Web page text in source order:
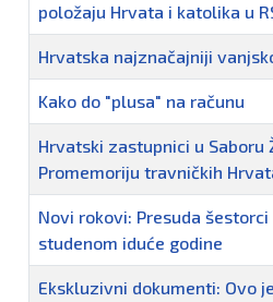
položaju Hrvata i katolika u
Hrvatska najznačajniji
Kako do "plusa" na računu
Hrvatski zastupnici u Saboru
Promemoriju travničkih
Novi rokovi: Presuda šestorci
studenom iduće godine
Ekskluzivni dokumenti: Ovo